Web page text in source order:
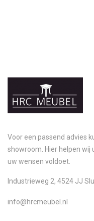
Voor een passend advies
showroom. Hier helpen wij
uw wensen voldoet.
Industrieweg 2, 4524 JJ
info@hrcmeubel.nl